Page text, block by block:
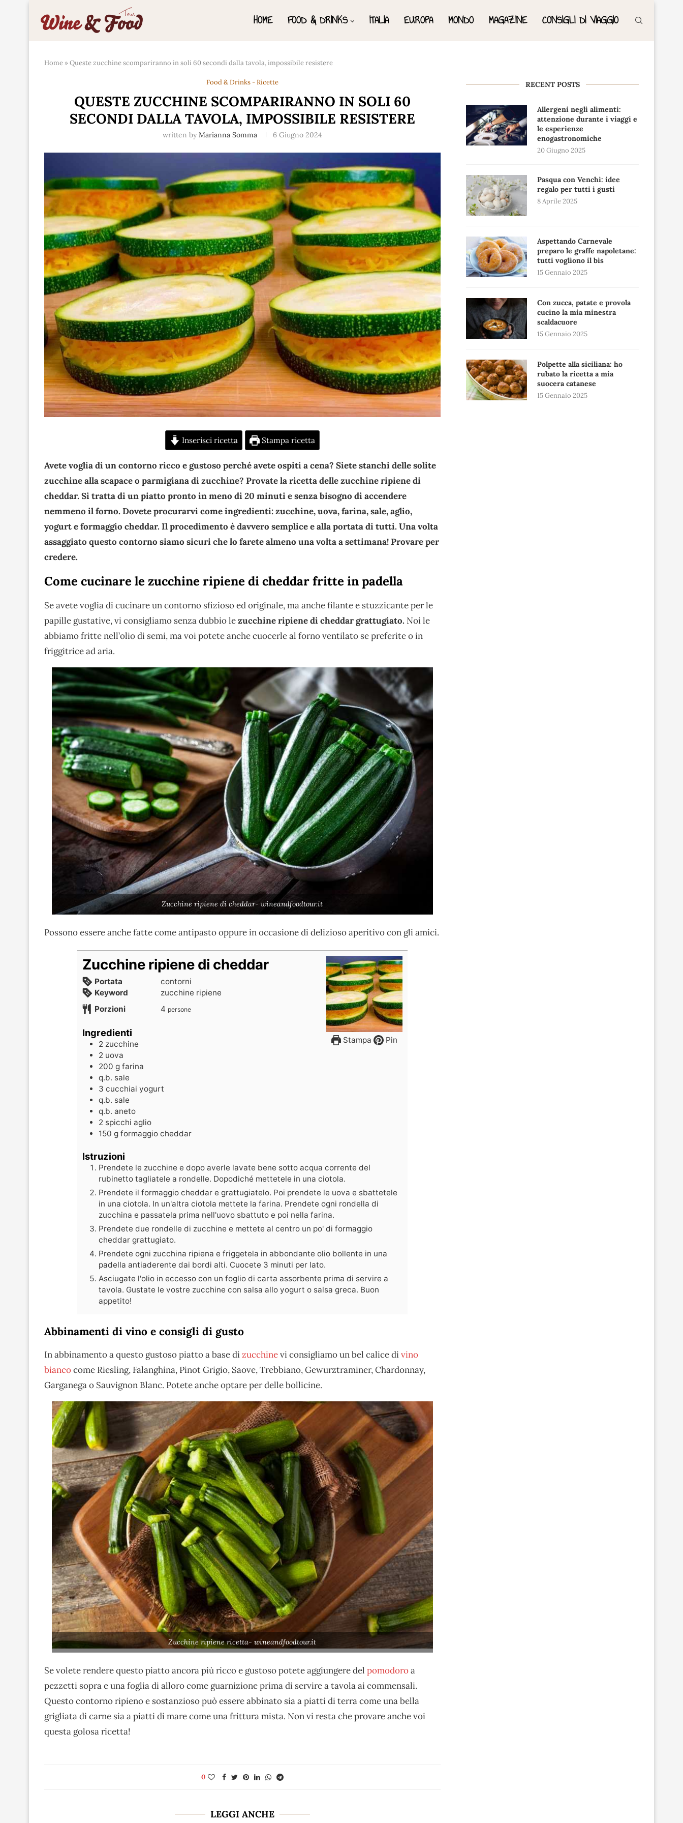
HOME FOOD & DRINKS ITALIA EUROPA MONDO MAGAZINE CONSIGLI DI VIAGGIO
Home »Queste zucchine scompariranno in soli 60 secondi dalla tavola, impossibile resistere
Food & Drinks - Ricette
QUESTE ZUCCHINE SCOMPARIRANNO IN SOLI 60
SECONDI DALLA TAVOLA, IMPOSSIBILE RESISTERE
written by Marianna Somma 6 Giugno 2024
Inserisci ricetta Stampa ricetta
Avete voglia di un contorno ricco e gustoso perché avete ospiti a cena? Siete stanchi delle solite
zucchine alla scapace o parmigiana di zucchine? Provate la ricetta delle zucchine ripiene di
cheddar. Si tratta di un piatto pronto in meno di 20 minuti e senza bisogno di accendere
nemmeno il forno. Dovete procurarvi come ingredienti: zucchine, uova, farina, sale, aglio,
yogurt e formaggio cheddar. Il procedimento è davvero semplice e alla portata di tutti. Una volta
assaggiato questo contorno siamo sicuri che lo farete almeno una volta a settimana! Provare per
credere.
Come cucinare le zucchine ripiene di cheddar fritte in padella
Se avete voglia di cucinare un contorno sfizioso ed originale, ma anche filante e stuzzicante per le
papille gustative, vi consigliamo senza dubbio lezucchine ripiene di cheddar grattugiato. Noi le
abbiamo fritte nell’olio di semi, ma voi potete anche cuocerle al forno ventilato se preferite o in
friggitrice ad aria.
Zucchine ripiene di cheddar- wineandfoodtour.it
Possono essere anche fatte come antipasto oppure in occasione di delizioso aperitivo con gli amici.
Stampa Pin
Zucchine ripiene di cheddar
Portata
contorni
Keyword
zucchine ripiene
Porzioni
4 persone
Ingredienti
2 zucchine
2 uova
200 g farina
q.b. sale
3 cucchiai yogurt
q.b. sale
q.b. aneto
2 spicchi aglio
150 g formaggio cheddar
Istruzioni
Prendete le zucchine e dopo averle lavate bene sotto acqua corrente del
rubinetto tagliatele a rondelle. Dopodiché mettetele in una ciotola.
Prendete il formaggio cheddar e grattugiatelo. Poi prendete le uova e sbattetele
in una ciotola. In un'altra ciotola mettete la farina. Prendete ogni rondella di
zucchina e passatela prima nell'uovo sbattuto e poi nella farina.
Prendete due rondelle di zucchine e mettete al centro un po' di formaggio
cheddar grattugiato.
Prendete ogni zucchina ripiena e friggetela in abbondante olio bollente in una
padella antiaderente dai bordi alti. Cuocete 3 minuti per lato.
Asciugate l'olio in eccesso con un foglio di carta assorbente prima di servire a
tavola. Gustate le vostre zucchine con salsa allo yogurt o salsa greca. Buon
appetito!
Abbinamenti di vino e consigli di gusto
In abbinamento a questo gustoso piatto a base dizucchinevi consigliamo un bel calice divino
biancocome Riesling, Falanghina, Pinot Grigio, Saove, Trebbiano, Gewurztraminer, Chardonnay,
Garganega o Sauvignon Blanc. Potete anche optare per delle bollicine.
Zucchine ripiene ricetta- wineandfoodtour.it
Se volete rendere questo piatto ancora più ricco e gustoso potete aggiungere del pomodoroa
pezzetti sopra e una foglia di alloro come guarnizione prima di servire a tavola ai commensali.
Questo contorno ripieno e sostanzioso può essere abbinato sia a piatti di terra come una bella
grigliata di carne sia a piatti di mare come una frittura mista. Non vi resta che provare anche voi
questa golosa ricetta!
0
LEGGI ANCHE
RECENT POSTS
Allergeni negli alimenti:
attenzione durante i viaggi e
le esperienze
enogastronomiche
20 Giugno 2025
Pasqua con Venchi: idee
regalo per tutti i gusti
8 Aprile 2025
Aspettando Carnevale
preparo le graffe napoletane:
tutti vogliono il bis
15 Gennaio 2025
Con zucca, patate e provola
cucino la mia minestra
scaldacuore
15 Gennaio 2025
Polpette alla siciliana: ho
rubato la ricetta a mia
suocera catanese
15 Gennaio 2025